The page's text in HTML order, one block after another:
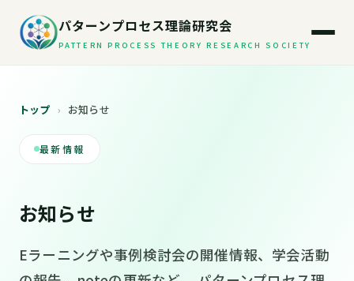
パターンプロセス理論研究会
PATTERN PROCESS THEORY RESEARCH SOCIETY
トップ › お知らせ
最新情報
お知らせ
Eラーニングや事例検討会の開催情報、学会活動